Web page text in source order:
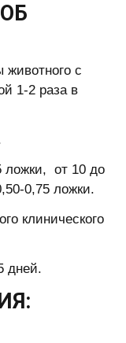
животного с
1-2 раза в
ложки, от 10 до
0,75 ложки.
клинического
дней.